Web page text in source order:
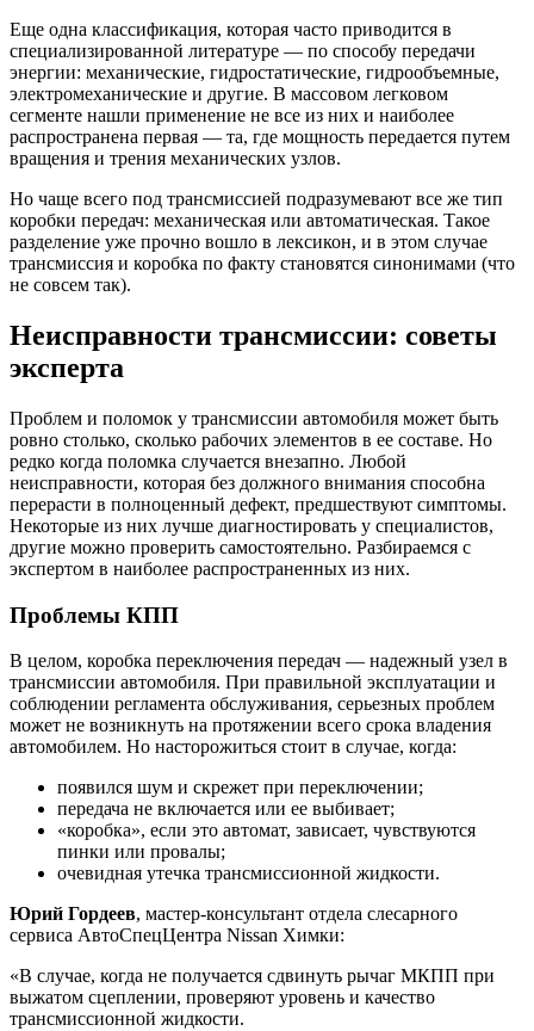
Еще одна классификация, которая часто приводится в
специализированной литературе — по способу передачи
энергии: механические, гидростатические, гидрообъемные,
электромеханические и другие. В массовом легковом
сегменте нашли применение не все из них и наиболее
распространена первая — та, где мощность передается путем
вращения и трения механических узлов.
Но чаще всего под трансмиссией подразумевают все же тип
коробки передач: механическая или автоматическая. Такое
разделение уже прочно вошло в лексикон, и в этом случае
трансмиссия и коробка по факту становятся синонимами (что
не совсем так).
Неисправности трансмиссии: советы
эксперта
Проблем и поломок у трансмиссии автомобиля может быть
ровно столько, сколько рабочих элементов в ее составе. Но
редко когда поломка случается внезапно. Любой
неисправности, которая без должного внимания способна
перерасти в полноценный дефект, предшествуют симптомы.
Некоторые из них лучше диагностировать у специалистов,
другие можно проверить самостоятельно. Разбираемся с
экспертом в наиболее распространенных из них.
Проблемы КПП
В целом, коробка переключения передач — надежный узел в
трансмиссии автомобиля. При правильной эксплуатации и
соблюдении регламента обслуживания, серьезных проблем
может не возникнуть на протяжении всего срока владения
автомобилем. Но насторожиться стоит в случае, когда:
появился шум и скрежет при переключении;
передача не включается или ее выбивает;
«коробка», если это автомат, зависает, чувствуются
пинки или провалы;
очевидная утечка трансмиссионной жидкости.
Юрий Гордеев, мастер-консультант отдела слесарного
сервиса АвтоСпецЦентра Nissan Химки:
«В случае, когда не получается сдвинуть рычаг МКПП при
выжатом сцеплении, проверяют уровень и качество
трансмиссионной жидкости.